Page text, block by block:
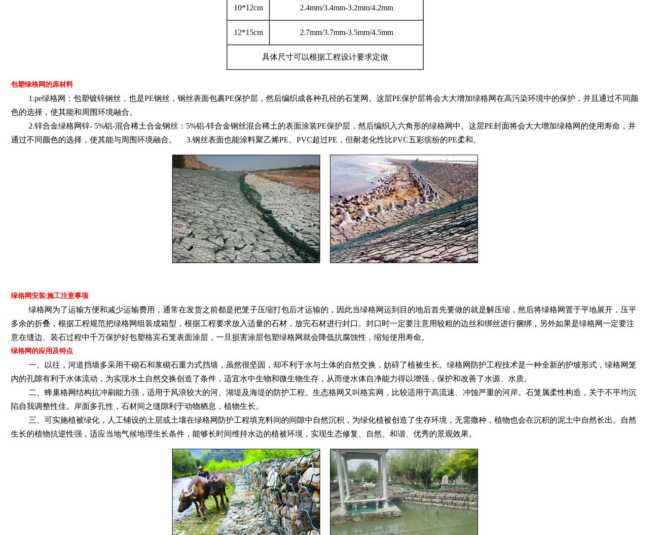
10*12cm 2.4mm/3.4mm-3.2mm/4.2mm
12*15cm 2.7mm/3.7mm-3.5mm/4.5mm
具体尺寸可以根据工程设计要求定做
包塑绿格网的原材料
1.pe绿格网：包塑镀锌钢丝，也是PE钢丝，钢丝表面包裹PE保护层，然后编织成各种孔径的石笼网。这层PE保护层将会大大增加绿格网在高污染环境中的保护，并且通过不同颜
色的选择，使其能和周围环境融合。
2.锌合金绿格网锌- 5%铝-混合稀土合金钢丝：5%铝-锌合金钢丝混合稀土的表面涂装PE保护层，然后编织入六角形的绿格网中。这层PE封面将会大大增加绿格网的使用寿命，并
通过不同颜色的选择，使其能与周围环境融合。 3.钢丝表面也能涂料聚乙烯PE、PVC超过PE，但耐老化性比PVC五彩缤纷的PE柔和。
绿格网安装|施工注意事项
绿格网为了运输方便和减少运输费用，通常在发货之前都是把笼子压缩打包后才运输的，因此当绿格网运到目的地后首先要做的就是解压缩，然后将绿格网置于平地展开，压平
多余的折叠，根据工程规范把绿格网组装成箱型，根据工程要求放入适量的石材，放完石材进行封口。封口时一定要注意用较粗的边丝和绑丝进行捆绑，另外如果是绿格网一定要注
意在缝边、装石过程中千万保护好包塑格宾石笼表面涂层，一旦损害涂层包塑绿格网就会降低抗腐蚀性，缩短使用寿命。
绿格网的应用及特点
一、以往，河道挡墙多采用干砌石和浆砌石重力式挡墙，虽然很坚固，却不利于水与土体的自然交换，妨碍了植被生长。绿格网防护工程技术是一种全新的护坡形式，绿格网笼
内的孔隙有利于水体流动，为实现水土自然交换创造了条件，适宜水中生物和微生物生存，从而使水体自净能力得以增强，保护和改善了水源、水质。
二、蜂巢格网结构抗冲刷能力强，适用于风浪较大的河、湖堤及海堤的防护工程。生态格网又叫格宾网，比较适用于高流速、冲蚀严重的河岸。石笼属柔性构造，关于不平均沉
陷自我调整性佳。岸面多孔性，石材间之缝隙利于动物栖息，植物生长。
三、可实施植被绿化，人工铺设的土层或土壤在绿格网防护工程填充料间的间隙中自然沉积，为绿化植被创造了生存环境，无需撒种，植物也会在沉积的泥土中自然长出。自然
生长的植物抗逆性强，适应当地气候地理生长条件，能够长时间维持水边的植被环境，实现生态修复、自然、和谐、优秀的景观效果。